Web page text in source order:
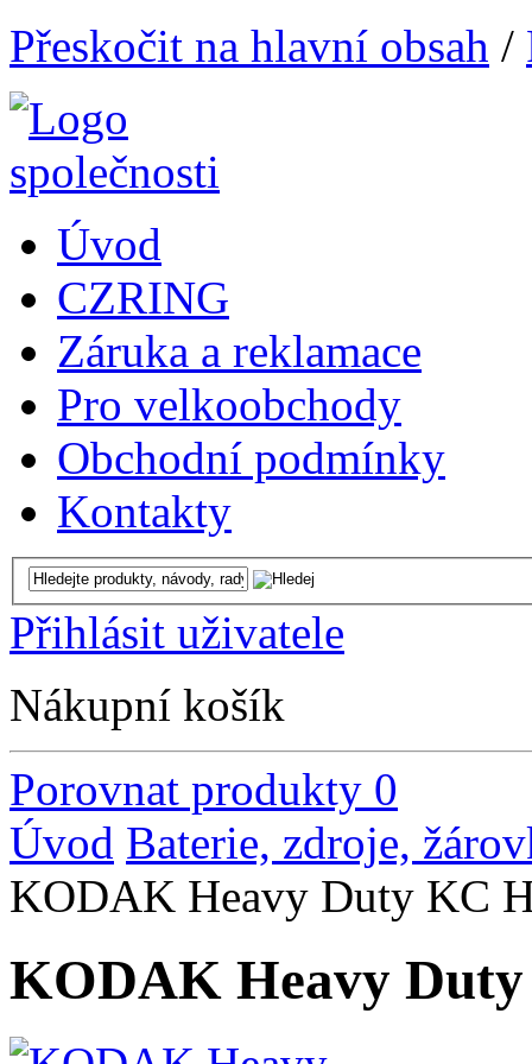
Přeskočit na hlavní obsah /
Úvod
CZRING
Záruka a reklamace
Pro velkoobchody
Obchodní podmínky
Kontakty
Přihlásit uživatele
Nákupní košík
Porovnat produkty 0
Úvod Baterie, zdroje,
KODAK Heavy Duty KC
KODAK Heavy